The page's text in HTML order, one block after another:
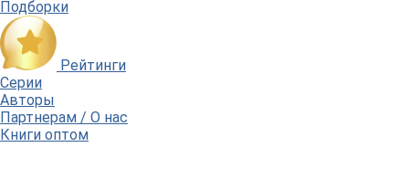
Подборки
Рейтинги
Серии
Авторы
Партнерам / О нас
Книги оптом